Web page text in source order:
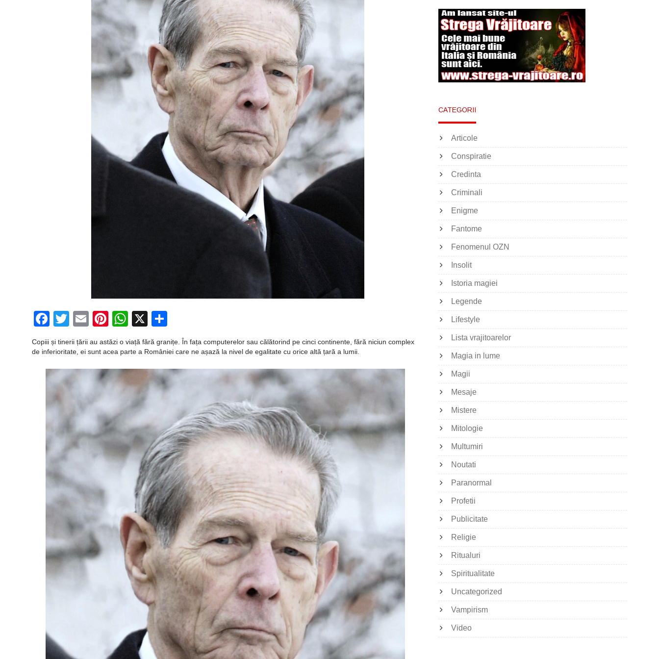
Facebook
Twitter
EmailPinterest
WhatsApp
X
Copiii și tinerii țării au astăzi o viață fără granițe. În fața computerelor sau călătorind pe cinci continente, fără niciun complex
de inferioritate, ei sunt acea parte a României care ne așază la nivel de egalitate cu orice altă țară a lumii.
CATEGORII
Articole
Conspiratie
Credinta
Criminali
Enigme
Fantome
Fenomenul OZN
Insolit
Istoria magiei
Legende
Lifestyle
Lista vrajitoarelor
Magia in lume
Magii
Mesaje
Mistere
Mitologie
Multumiri
Noutati
Paranormal
Profetii
Publicitate
Religie
Ritualuri
Spiritualitate
Uncategorized
Vampirism
Video